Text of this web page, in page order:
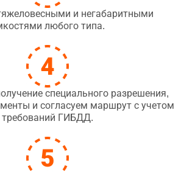
и негабаритными
любого типа.
специального разрешения,
и согласуем маршрут с учетом
требований ГИБДД.